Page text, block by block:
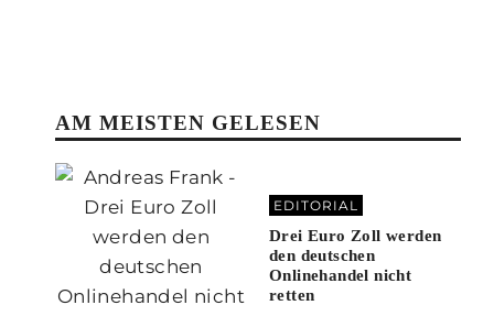
AM MEISTEN GELESEN
EDITORIAL
Drei Euro Zoll werden
den deutschen
Onlinehandel nicht
retten